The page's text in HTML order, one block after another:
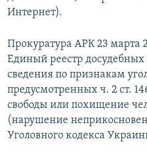
Интернет)​.
Прокуратура АРК 23 марта
Единый реестр досудебных
сведения по признакам
предусмотренных ч. 2 ст.
свободы или похищение
(нарушение
Уголовного кодекса